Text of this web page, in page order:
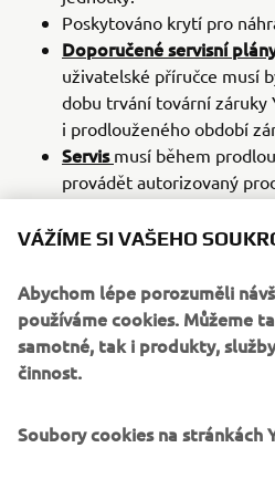
Poskytováno krytí pro
Doporučené servisní
uživatelské příručce musí
dobu trvání tovární záruky
i prodlouženého období
Servis musí během
provádět autorizovaný
Přivšech záručních
Smluvní podmínky
Na závěsné motory Yamaha od
dovážené společností Yamaha
zakoupené od roku 2026 pro
čtyřtaktní závěsné motory
VÁŽÍME SI VAŠEHO
Abychom lépe porozuměli
používáme cookies. Můžeme
samotné, tak i produkty,
činnost.
Soubory cookies na stránkách